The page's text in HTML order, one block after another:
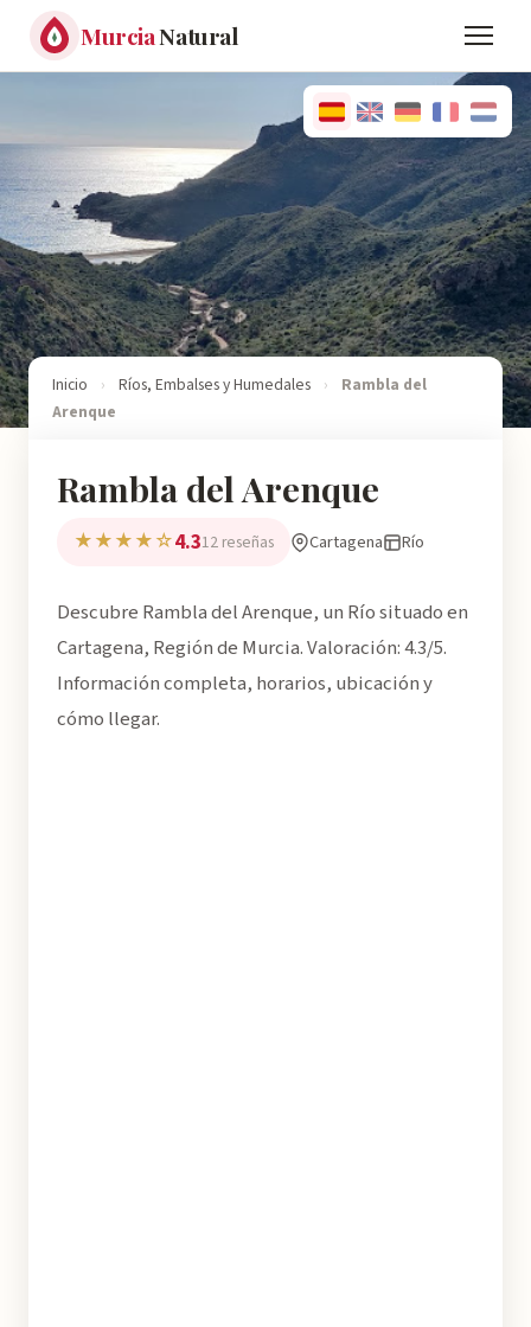
MurciaNatural
Inicio › Ríos, Embalses y Humedales ›
Rambla del
Arenque
Rambla del Arenque
★★★★☆4.312 reseñas Cartagena Río
Descubre Rambla del Arenque, un Río situado en
Cartagena, Región de Murcia. Valoración: 4.3/5.
Información completa, horarios, ubicación y
cómo llegar.